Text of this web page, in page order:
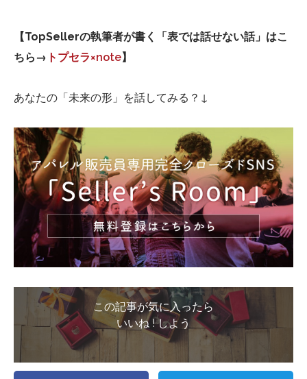
【TopSellerの執筆者が書く「表では話せない話」はこ
ちら→ トプセラ×note】
あなたの「未来の形」を話してみる？↓
この記事が気に入ったら
いいね ! しよう